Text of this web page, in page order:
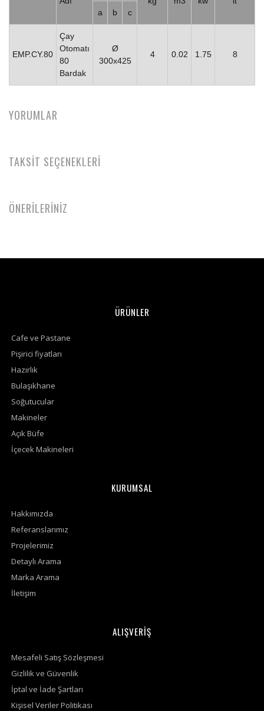
a
b c
EMP.CY.80
Çay
Otomatı
80
Bardak
Ø
300x425
4 0.02 1.75 8
YORUMLAR
TAKSİT SEÇENEKLERİ
ÖNERİLERİNİZ
ÜRÜNLER
Cafe ve Pastane
Pişirici fiyatları
Hazırlık
Bulaşıkhane
Soğutucular
Makineler
Açık Büfe
İçecek Makineleri
KURUMSAL
Hakkımızda
Referanslarımız
Projelerimiz
Detaylı Arama
Marka Arama
İletişim
ALIŞVERİŞ
Mesafeli Satış Sözleşmesi
Gizlilik ve Güvenlik
İptal ve İade Şartları
Kişisel Veriler Politikası